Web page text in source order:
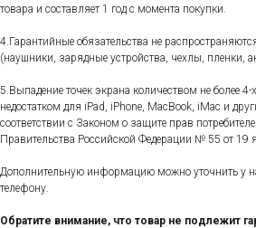
товара и составляет 1 год с момента покупки.
4.Гарантийные обязательства не
(наушники, зарядные устройства, чехлы, пленки,
5.Выпадение точек экрана количеством не более
недостатком для iPad, iPhone, MacBook, iMac и
соответствии с Законом о защите прав
Правительства Российской Федерации № 55 от 19
Дополнительную информацию можно уточнить у
телефону.
Обратите внимание, что товар не подлежит